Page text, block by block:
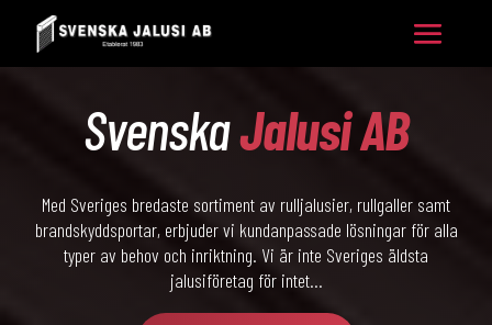
SvenskaJalusi AB
Med Sveriges bredaste sortiment av rulljalusier, rullgaller samt
brandskyddsportar, erbjuder vi kundanpassade lösningar för alla
typer av behov och inriktning. Vi är inte Sveriges äldsta
jalusiföretag för intet…